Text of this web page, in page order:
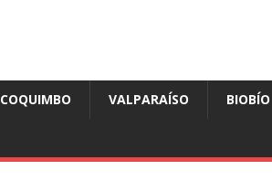
COQUIMBO VALPARAÍSO BIOBÍO